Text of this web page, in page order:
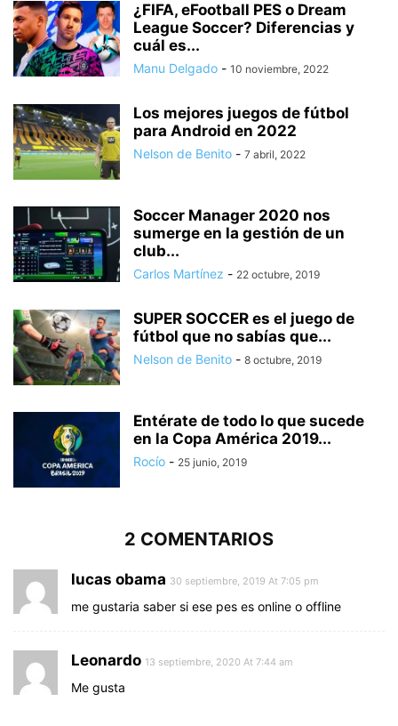
¿FIFA, eFootball PES o Dream
League Soccer? Diferencias y
cuál es...
Manu Delgado - 10 noviembre, 2022
Los mejores juegos de fútbol
para Android en 2022
Nelson de Benito - 7 abril, 2022
Soccer Manager 2020 nos
sumerge en la gestión de un
club...
Carlos Martínez - 22 octubre, 2019
SUPER SOCCER es el juego de
fútbol que no sabías que...
Nelson de Benito - 8 octubre, 2019
Entérate de todo lo que sucede
en la Copa América 2019...
Rocío - 25 junio, 2019
2 COMENTARIOS
lucas obama 30 septiembre, 2019 At 7:05 pm
me gustaria saber si ese pes es online o offline
Leonardo 13 septiembre, 2020 At 7:44 am
Me gusta